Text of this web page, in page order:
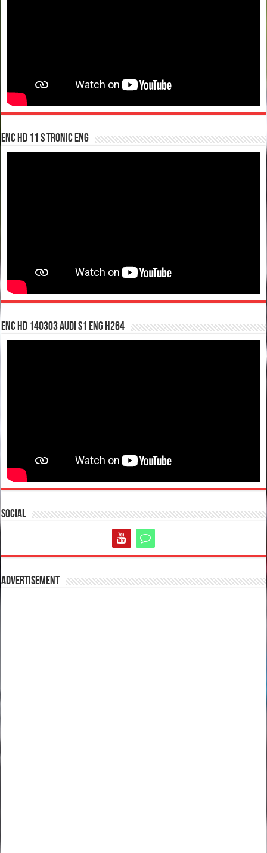
enc hd 11 S tronic ENG
enc hd 140303 Audi S1 ENG H264
Social
Advertisement